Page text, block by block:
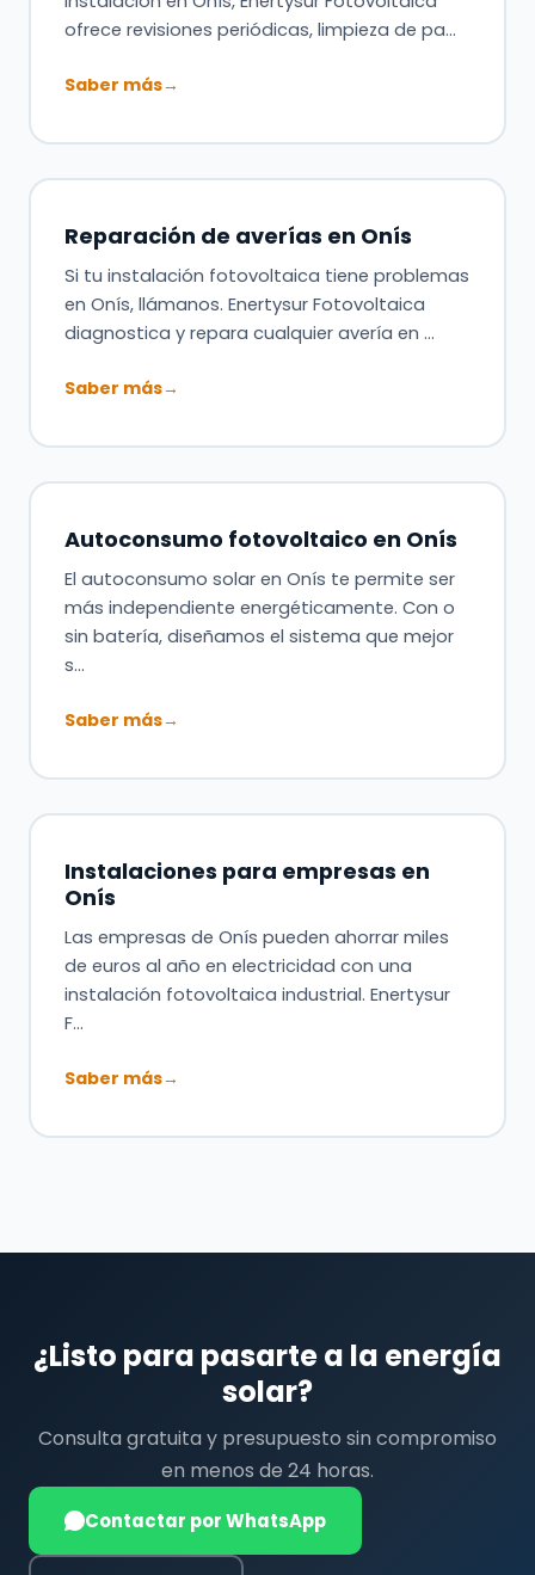
ofrece revisiones periódicas, limpieza de pa…
Saber más→
Reparación de averías en Onís
Si tu instalación fotovoltaica tiene problemas
en Onís, llámanos. Enertysur Fotovoltaica
diagnostica y repara cualquier avería en …
Saber más→
Autoconsumo fotovoltaico en Onís
El autoconsumo solar en Onís te permite ser
más independiente energéticamente. Con o
sin batería, diseñamos el sistema que mejor
s…
Saber más→
Instalaciones para empresas en
Onís
Las empresas de Onís pueden ahorrar miles
de euros al año en electricidad con una
instalación fotovoltaica industrial. Enertysur
F…
Saber más→
¿Listo para pasarte a la energía
solar?
Consulta gratuita y presupuesto sin compromiso
en menos de 24 horas.
Contactar por WhatsApp